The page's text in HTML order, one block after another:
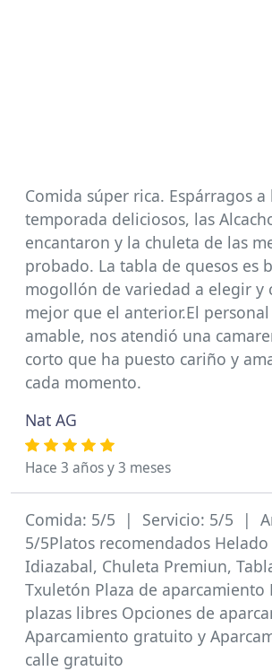
Comida súper rica. Espárragos
temporada deliciosos, las
encantaron y la chuleta de las
probado. La tabla de quesos es
mogollón de variedad a elegir y
mejor que el anterior.El
amable, nos atendió una
corto que ha puesto cariño y
cada momento.
Nat AG
Hace 3 años y 3 meses
Comida: 5/5 | Servicio: 5/5 |
5/5Platos recomendados
Idiazabal, Chuleta Premiun,
Txuletón Plaza de aparcamiento
plazas libres Opciones de
Aparcamiento gratuito y
calle gratuito